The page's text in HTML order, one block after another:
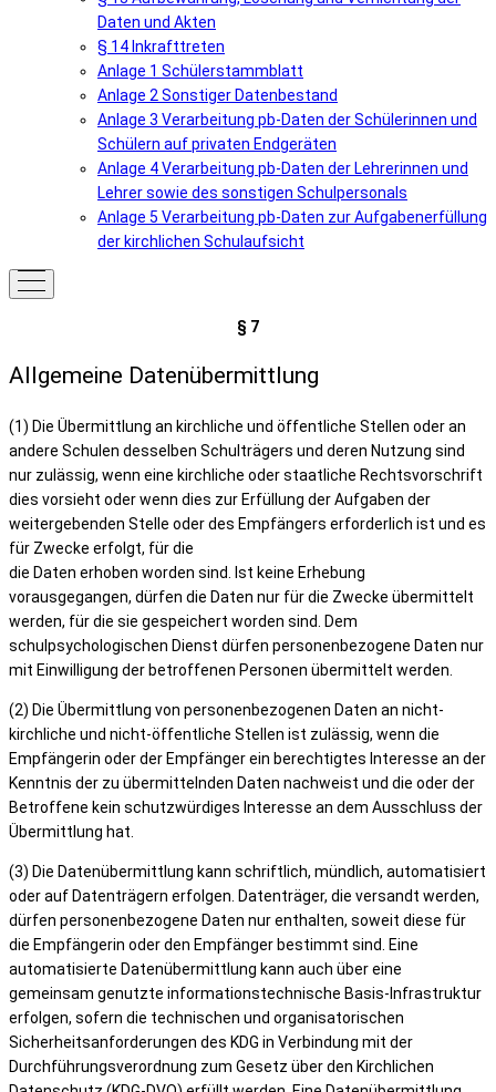
Daten und Akten
§ 14 Inkrafttreten
Anlage 1 Schülerstammblatt
Anlage 2 Sonstiger Datenbestand
Anlage 3 Verarbeitung pb-Daten der Schülerinnen und
Schülern auf privaten Endgeräten
Anlage 4 Verarbeitung pb-Daten der Lehrerinnen und
Lehrer sowie des sonstigen Schulpersonals
Anlage 5 Verarbeitung pb-Daten zur Aufgabenerfüllung
der kirchlichen Schulaufsicht
§ 7
Allgemeine Datenübermittlung
(1) Die Übermittlung an kirchliche und öffentliche Stellen oder an
andere Schulen desselben Schulträgers und deren Nutzung sind
nur zulässig, wenn eine kirchliche oder staatliche Rechtsvorschrift
dies vorsieht oder wenn dies zur Erfüllung der Aufgaben der
weitergebenden Stelle oder des Empfängers erforderlich ist und es
für Zwecke erfolgt, für die
die Daten erhoben worden sind. Ist keine Erhebung
vorausgegangen, dürfen die Daten nur für die Zwecke übermittelt
werden, für die sie gespeichert worden sind. Dem
schulpsychologischen Dienst dürfen personenbezogene Daten nur
mit Einwilligung der betroffenen Personen übermittelt werden.
(2) Die Übermittlung von personenbezogenen Daten an nicht-
kirchliche und nicht-öffentliche Stellen ist zulässig, wenn die
Empfängerin oder der Empfänger ein berechtigtes Interesse an der
Kenntnis der zu übermittelnden Daten nachweist und die oder der
Betroffene kein schutzwürdiges Interesse an dem Ausschluss der
Übermittlung hat.
(3) Die Datenübermittlung kann schriftlich, mündlich, automatisiert
oder auf Datenträgern erfolgen. Datenträger, die versandt werden,
dürfen personenbezogene Daten nur enthalten, soweit diese für
die Empfängerin oder den Empfänger bestimmt sind. Eine
automatisierte Datenübermittlung kann auch über eine
gemeinsam genutzte informationstechnische Basis-Infrastruktur
erfolgen, sofern die technischen und organisatorischen
Sicherheitsanforderungen des KDG in Verbindung mit der
Durchführungsverordnung zum Gesetz über den Kirchlichen